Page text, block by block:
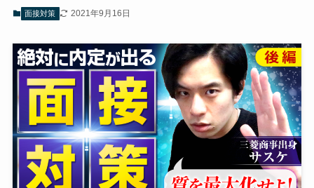
面接対策 2021年9月16日